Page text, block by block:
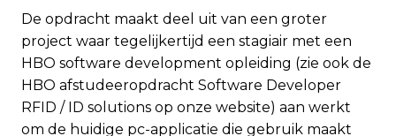
De opdracht maakt deel uit van een groter
project waar tegelijkertijd een stagiair met een
HBO software development opleiding (zie ook de
HBO afstudeeropdracht Software Developer
RFID / ID solutions op onze website) aan werkt
om de huidige pc-applicatie die gebruik maakt